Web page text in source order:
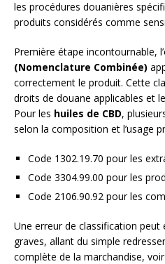
les procédures douanières
produits considérés comme
Première étape incontournable,
(Nomenclature Combinée)
correctement le produit. Cette
droits de douane applicables et
Pour les huiles de CBD,
selon la composition et l’usage
Code 1302.19.70 pour les
Code 3304.99.00 pour les
Code 2106.90.92 pour les
Une erreur de classification peut
graves, allant du simple
complète de la marchandise,